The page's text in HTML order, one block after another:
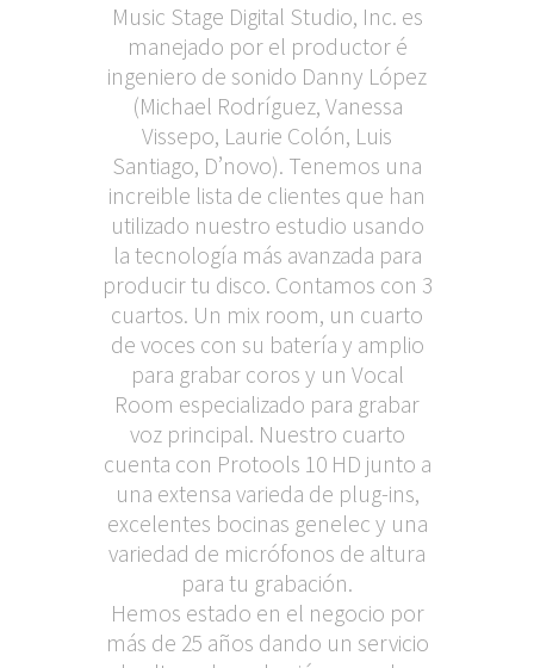
Music Stage Digital Studio, Inc. es
manejado por el productor é
ingeniero de sonido Danny López
(Michael Rodríguez, Vanessa
Vissepo, Laurie Colón, Luis
Santiago, D’novo). Tenemos una
increible lista de clientes que han
utilizado nuestro estudio usando
la tecnología más avanzada para
producir tu disco. Contamos con 3
cuartos. Un mix room, un cuarto
de voces con su batería y amplio
para grabar coros y un Vocal
Room especializado para grabar
voz principal. Nuestro cuarto
cuenta con Protools 10 HD junto a
una extensa varieda de plug-ins,
excelentes bocinas genelec y una
variedad de micrófonos de altura
para tu grabación.
Hemos estado en el negocio por
más de 25 años dando un servicio